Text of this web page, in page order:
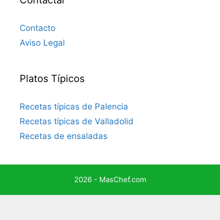
Contacto
Aviso Legal
Platos Típicos
Recetas típicas de Palencia
Recetas típicas de Valladolid
Recetas de ensaladas
2026 - MasChef.com